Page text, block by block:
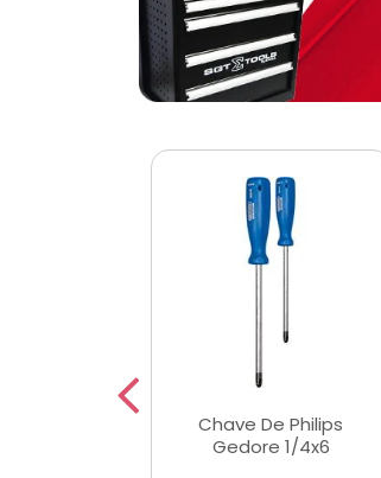
Chave De Philips
Gedore 1/4x6